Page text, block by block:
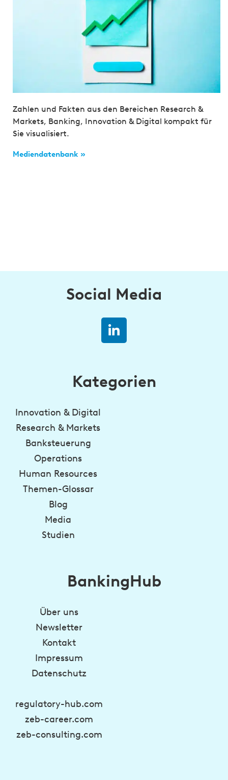
Zahlen und Fakten aus den Bereichen Research &
Markets, Banking, Innovation & Digital kompakt für
Sie visualisiert.
Mediendatenbank »
Social Media
Kategorien
Innovation & Digital
Research & Markets
Banksteuerung
Operations
Human Resources
Themen-Glossar
Blog
Media
Studien
BankingHub
Über uns
Newsletter
Kontakt
Impressum
Datenschutz
regulatory-hub.com
zeb-career.com
zeb-consulting.com